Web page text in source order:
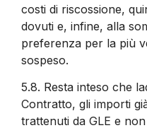
costi di riscossione,
dovuti e, infine, alla
preferenza per la più
sospeso.
5.8. Resta inteso che
Contratto, gli importi
trattenuti da GLE e